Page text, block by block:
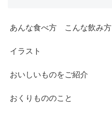
あんな食べ方 こんな飲み方
イラスト
おいしいものをご紹介
おくりもののこと